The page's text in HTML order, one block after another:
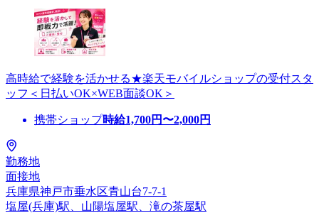
高時給で経験を活かせる★楽天モバイルショップの受付スタ
ッフ＜日払いOK×WEB面談OK＞
携帯ショップ時給1,700円〜2,000円
勤務地
面接地
兵庫県神戸市垂水区青山台7-7-1
塩屋(兵庫)駅、山陽塩屋駅、滝の茶屋駅